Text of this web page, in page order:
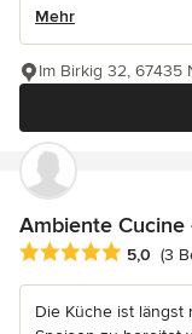
Mehr
Im Birkig 32, 67435
Ambiente Cucine
Durchschnittliche
5,0 (3
Die Küche ist